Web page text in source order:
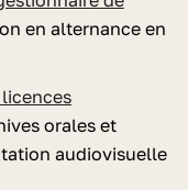
en alternance en
orales et
audiovisuelle